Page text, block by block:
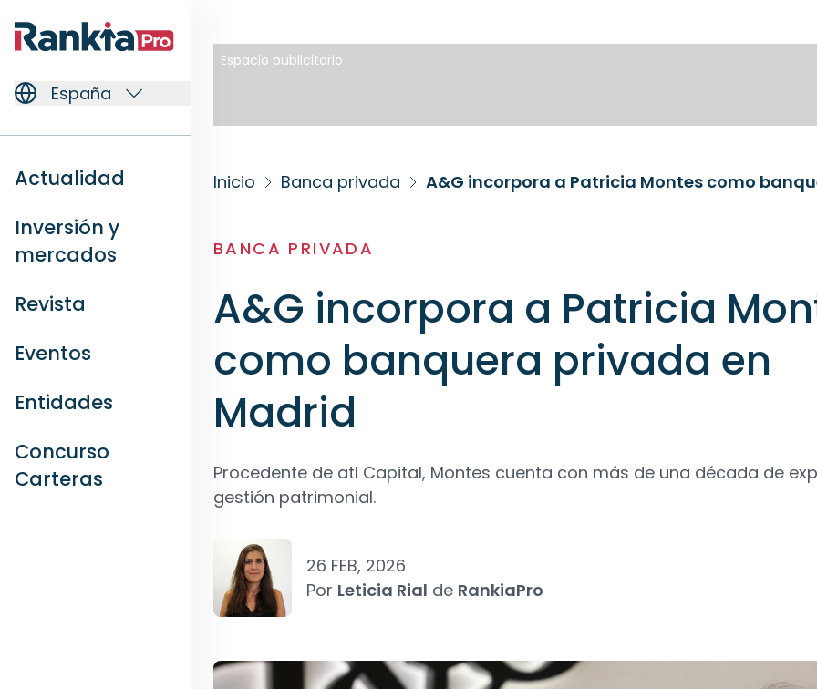
España
Actualidad
Inversión y
mercados
Revista
Eventos
Entidades
Concurso
Carteras
Espacio publicitario
Inicio Banca privada A&G incorpora a Patricia Montes como
BANCA PRIVADA
A&G incorpora a Patricia
como banquera privada en
Madrid
Procedente de atl Capital, Montes cuenta con más de una década de
gestión patrimonial.
26 FEB, 2026
Por Leticia Rial de RankiaPro